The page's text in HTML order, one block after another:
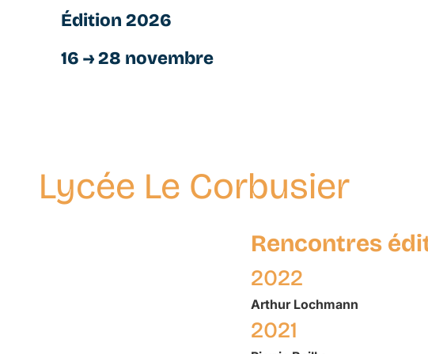
Édition 2026
16 → 28 novembre
Lycée Le Corbusier
Rencontres
2022
Arthur Lochmann
2021